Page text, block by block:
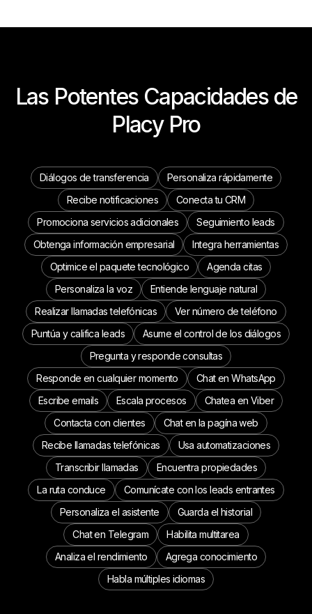
Las Potentes Capacidades de
Placy Pro
Diálogos de transferencia
Personaliza rápidamente
Recibe notificaciones
Conecta tu CRM
Promociona servicios adicionales
Seguimiento leads
Obtenga información empresarial
Integra herramientas
Optimice el paquete tecnológico
Agenda citas
Personaliza la voz
Entiende lenguaje natural
Realizar llamadas telefónicas
Ver número de teléfono
Puntúa y califica leads
Asume el control de los diálogos
Pregunta y responde consultas
Responde en cualquier momento
Chat en WhatsApp
Escribe emails
Escala procesos
Chatea en Viber
Contacta con clientes
Chat en la pagína web
Recibe llamadas telefónicas
Usa automatizaciones
Transcribir llamadas
Encuentra propiedades
La ruta conduce
Comunícate con los leads entrantes
Personaliza el asistente
Guarda el historial
Chat en Telegram
Habilita multitarea
Analiza el rendimiento
Agrega conocimiento
Habla múltiples idiomas